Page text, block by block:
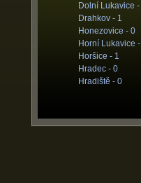
Dolní Lukavice -
Drahkov - 1
Honezovice - 0
Horní Lukavice -
Horšice - 1
Hradec - 0
Hradiště - 0